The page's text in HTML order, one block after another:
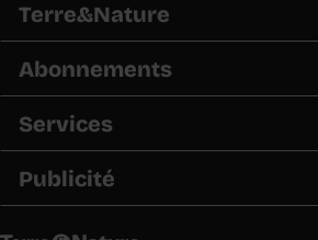
Terre&Nature
Abonnements
Services
Publicité